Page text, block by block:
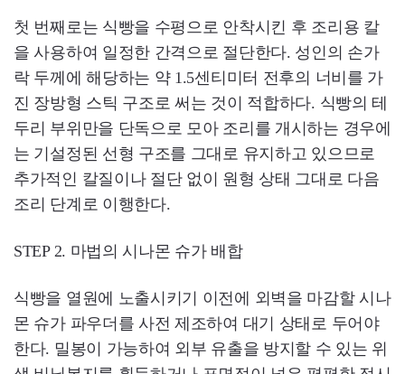
첫 번째로는 식빵을 수평으로 안착시킨 후 조리용 칼
을 사용하여 일정한 간격으로 절단한다. 성인의 손가
락 두께에 해당하는 약 1.5센티미터 전후의 너비를 가
진 장방형 스틱 구조로 써는 것이 적합하다. 식빵의 테
두리 부위만을 단독으로 모아 조리를 개시하는 경우에
는 기설정된 선형 구조를 그대로 유지하고 있으므로
추가적인 칼질이나 절단 없이 원형 상태 그대로 다음
조리 단계로 이행한다.
STEP 2. 마법의 시나몬 슈가 배합
식빵을 열원에 노출시키기 이전에 외벽을 마감할 시나
몬 슈가 파우더를 사전 제조하여 대기 상태로 두어야
한다. 밀봉이 가능하여 외부 유출을 방지할 수 있는 위